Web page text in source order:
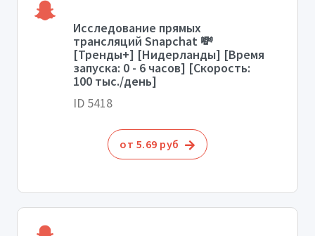
Исследование прямых
трансляций Snapchat 💸
[Тренды+] [Нидерланды] [Время
запуска: 0 - 6 часов] [Скорость:
100 тыс./день]
ID 5418
от 5.69 руб